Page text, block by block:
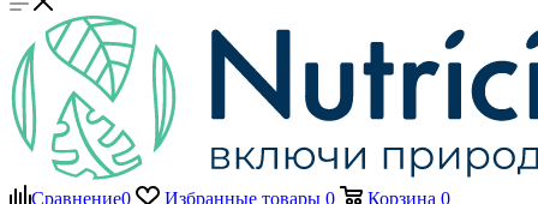
Сравнение0 Избранные товары 0 Корзина 0